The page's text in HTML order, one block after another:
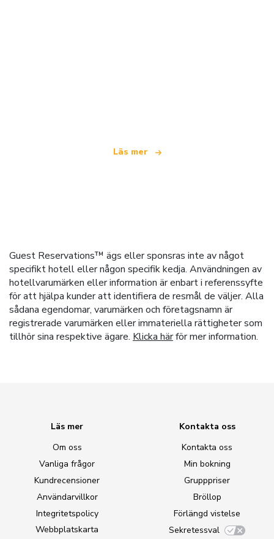
Läs mer
Guest Reservations™ ägs eller sponsras inte av något
specifikt hotell eller någon specifik kedja. Användningen av
hotellvarumärken eller information är enbart i referenssyfte
för att hjälpa kunder att identifiera de resmål de väljer. Alla
sådana egendomar, varumärken och företagsnamn är
registrerade varumärken eller immateriella rättigheter som
tillhör sina respektive ägare. Klicka härför mer information.
Läs mer
Om oss
Vanliga frågor
Kundrecensioner
Användarvillkor
Integritetspolicy
Webbplatskarta
Kontakta oss
Kontakta oss
Min bokning
Grupppriser
Bröllop
Förlängd vistelse
Sekretessval